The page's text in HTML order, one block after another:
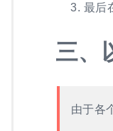
最后
三、
由于各